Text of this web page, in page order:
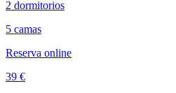
2 dormitorios
5 camas
Reserva online
39 €